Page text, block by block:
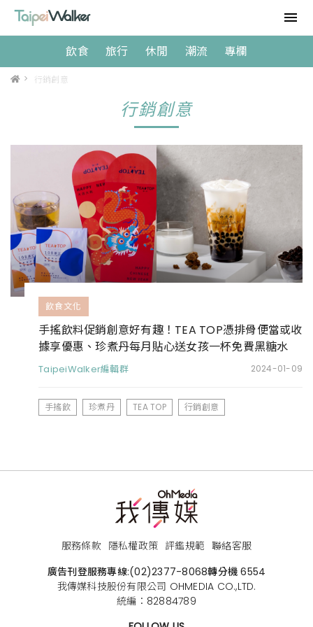
飲食 旅行 休閒 潮流 專欄
> 行銷創意
行銷創意
飲食文化
手搖飲料促銷創意好有趣！TEA TOP憑排骨便當或收
據享優惠、珍煮丹每月貼心送女孩一杯免費黑糖水
TaipeiWalker編輯群 2024-01-09
手搖飲 珍煮丹 TEA TOP 行銷創意
服務條款 隱私權政策 評鑑規範 聯絡客服
廣告刊登服務專線:(02)2377-8068轉分機 6554
我傳媒科技股份有限公司 OHMEDIA CO.,LTD.
統編：82884789